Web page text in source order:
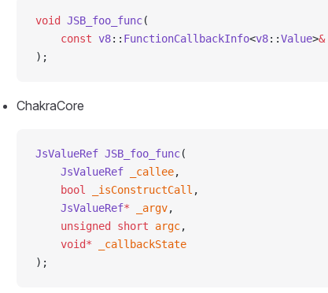
void JSB_foo_func(
    const
v8:: FunctionCallbackInfo<v8::Value>&
);
ChakraCore
JsValueRef JSB_foo_func(
    JsValueRef
_callee,
    bool
_isConstructCall ,
    JsValueRef
* _argv,
    unsigned
short argc,
    void*
_callbackState
);